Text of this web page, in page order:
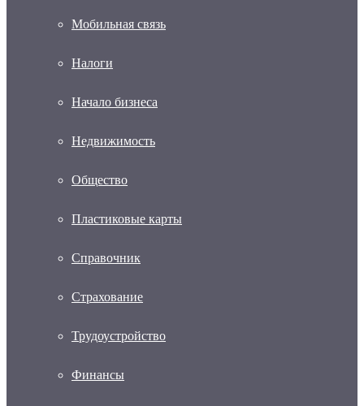
Мобильная связь
Налоги
Начало бизнеса
Недвижимость
Общество
Пластиковые карты
Справочник
Страхование
Трудоустройство
Финансы